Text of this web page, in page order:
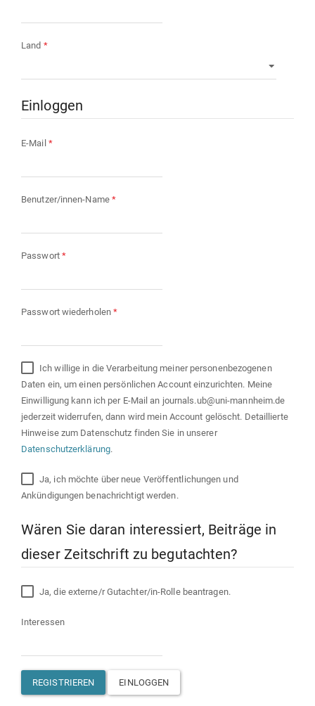
Land *Erforderlich
Einloggen
E-Mail *Erforderlich
Benutzer/innen-Name *Erforderlich
Passwort *Erforderlich
Passwort wiederholen*Erforderlich
Daten ein, um einen persönlichen Account einzurichten. Meine
Einwilligung kann ich per E-Mail an journals.ub@uni-mannheim.de
jederzeit widerrufen, dann wird mein Account gelöscht. Detaillierte
Hinweise zum Datenschutz finden Sie in unserer
Datenschutzerklärung.
Ja, ich möchte über neue Veröffentlichungen und
Ankündigungen benachrichtigt werden.
Wären Sie daran interessiert, Beiträge in
dieser Zeitschrift zu begutachten?
Ja, die externe/r Gutachter/in-Rolle beantragen.
Interessen
REGISTRIEREN EINLOGGEN